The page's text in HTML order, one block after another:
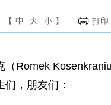
【 中 大 小 】 打印
（Romek
，朋友们：